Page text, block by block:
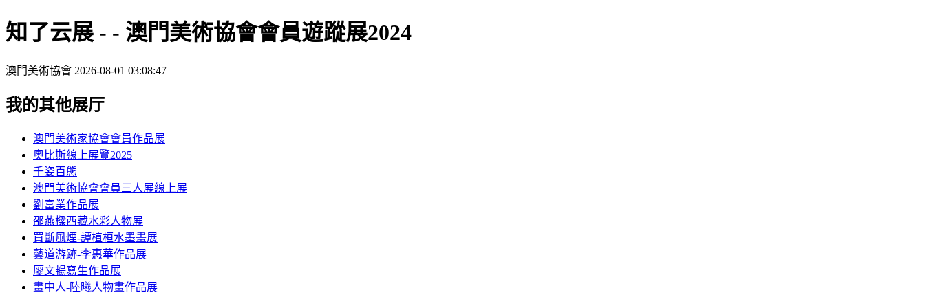
知了云展 - - 澳門美術協會會員遊蹤展2024
澳門美術協會 2026-08-01 03:08:47
我的其他展厅
澳門美術家協會會員作品展
奧比斯線上展覽2025
千姿百態
澳門美術協會會員三人展線上展
劉富業作品展
邵燕樑西藏水彩人物展
買斷風煙-譚植桓水墨畫展
藝道游跡-李惠華作品展
廖文暢寫生作品展
畫中人-陸曦人物畫作品展